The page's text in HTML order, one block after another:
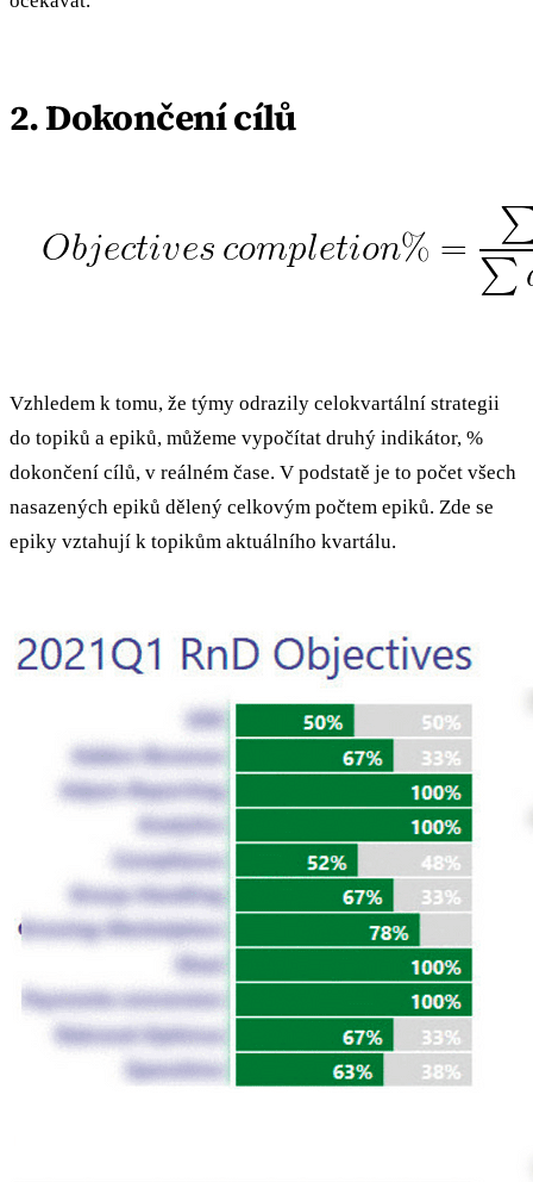
2. Dokončení cílů
Vzhledem k tomu, že týmy odrazily celokvartální strategii
do topiků a epiků, můžeme vypočítat druhý indikátor, %
dokončení cílů, v reálném čase. V podstatě je to počet všech
nasazených epiků dělený celkovým počtem epiků. Zde se
epiky vztahují k topikům aktuálního kvartálu.